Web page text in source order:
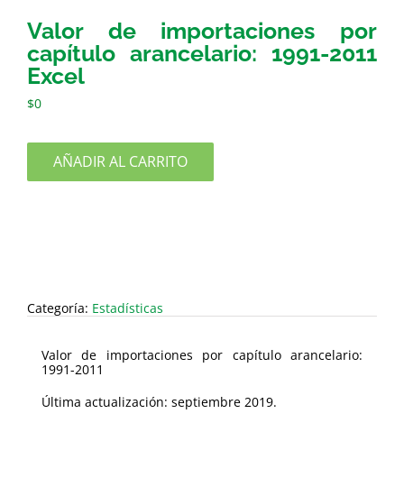
Valor de importaciones por
capítulo arancelario: 1991-2011
Excel
$0
AÑADIR AL CARRITO
Categoría: Estadísticas
Valor de importaciones por capítulo arancelario:
1991-2011
Última actualización: septiembre 2019.